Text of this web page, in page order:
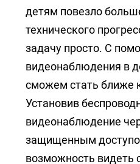
детям повезло
технического
задачу просто. С
видеонаблюдения в
сможем стать ближе
Установив
видеонаблюдение
защищенным
возможность видеть